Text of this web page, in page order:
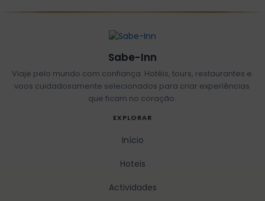
Sabe-Inn
Viaje pelo mundo com confiança. Hotéis, tours, restaurantes e
voos cuidadosamente selecionados para criar experiências
que ficam no coração.
EXPLORAR
Início
Hoteis
Actividades